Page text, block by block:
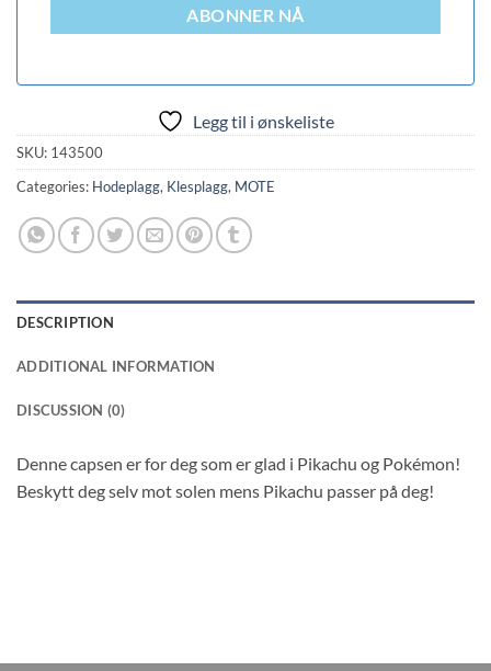
ABONNER NÅ
Legg til i ønskeliste
SKU: 143500
Categories: Hodeplagg, Klesplagg, MOTE
DESCRIPTION
ADDITIONAL INFORMATION
DISCUSSION (0)
Denne capsen er for deg som er glad i Pikachu og Pokémon!
Beskytt deg selv mot solen mens Pikachu passer på deg!